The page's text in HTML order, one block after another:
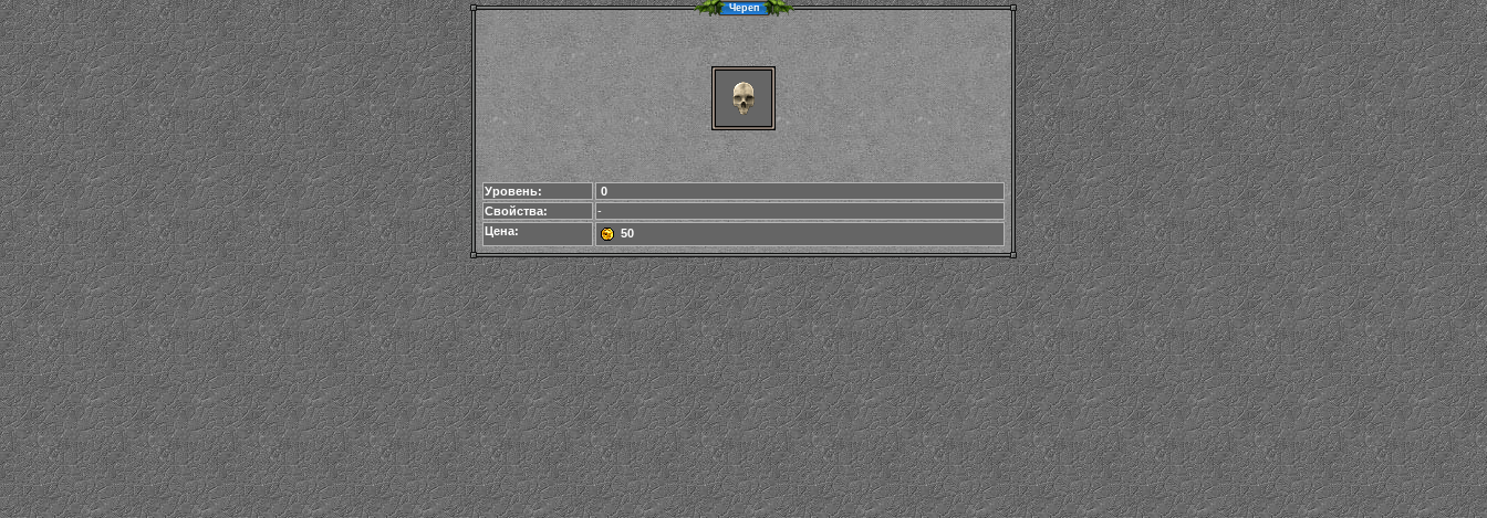
Череп
Уровень:
0
Свойства:
-
Цена:
50